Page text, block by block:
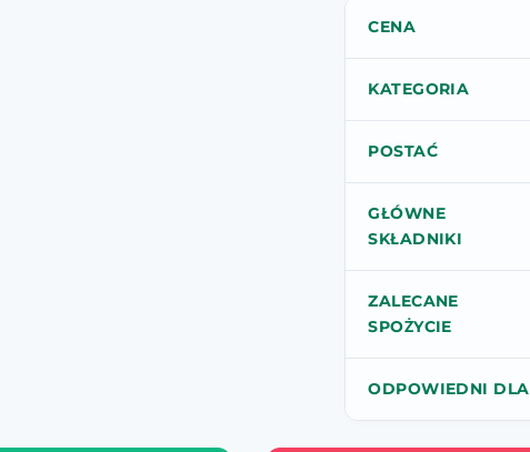
CENA
KATEGORIA
POSTAĆ
GŁÓWNE
SKŁADNIKI
ZALECANE
SPOŻYCIE
ODPOWIEDNI DLA